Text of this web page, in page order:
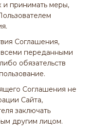
и принимать меры,
Соглашения,
переданными
обязательств
Соглашения не
Сайта,
заключать
другим лицом.